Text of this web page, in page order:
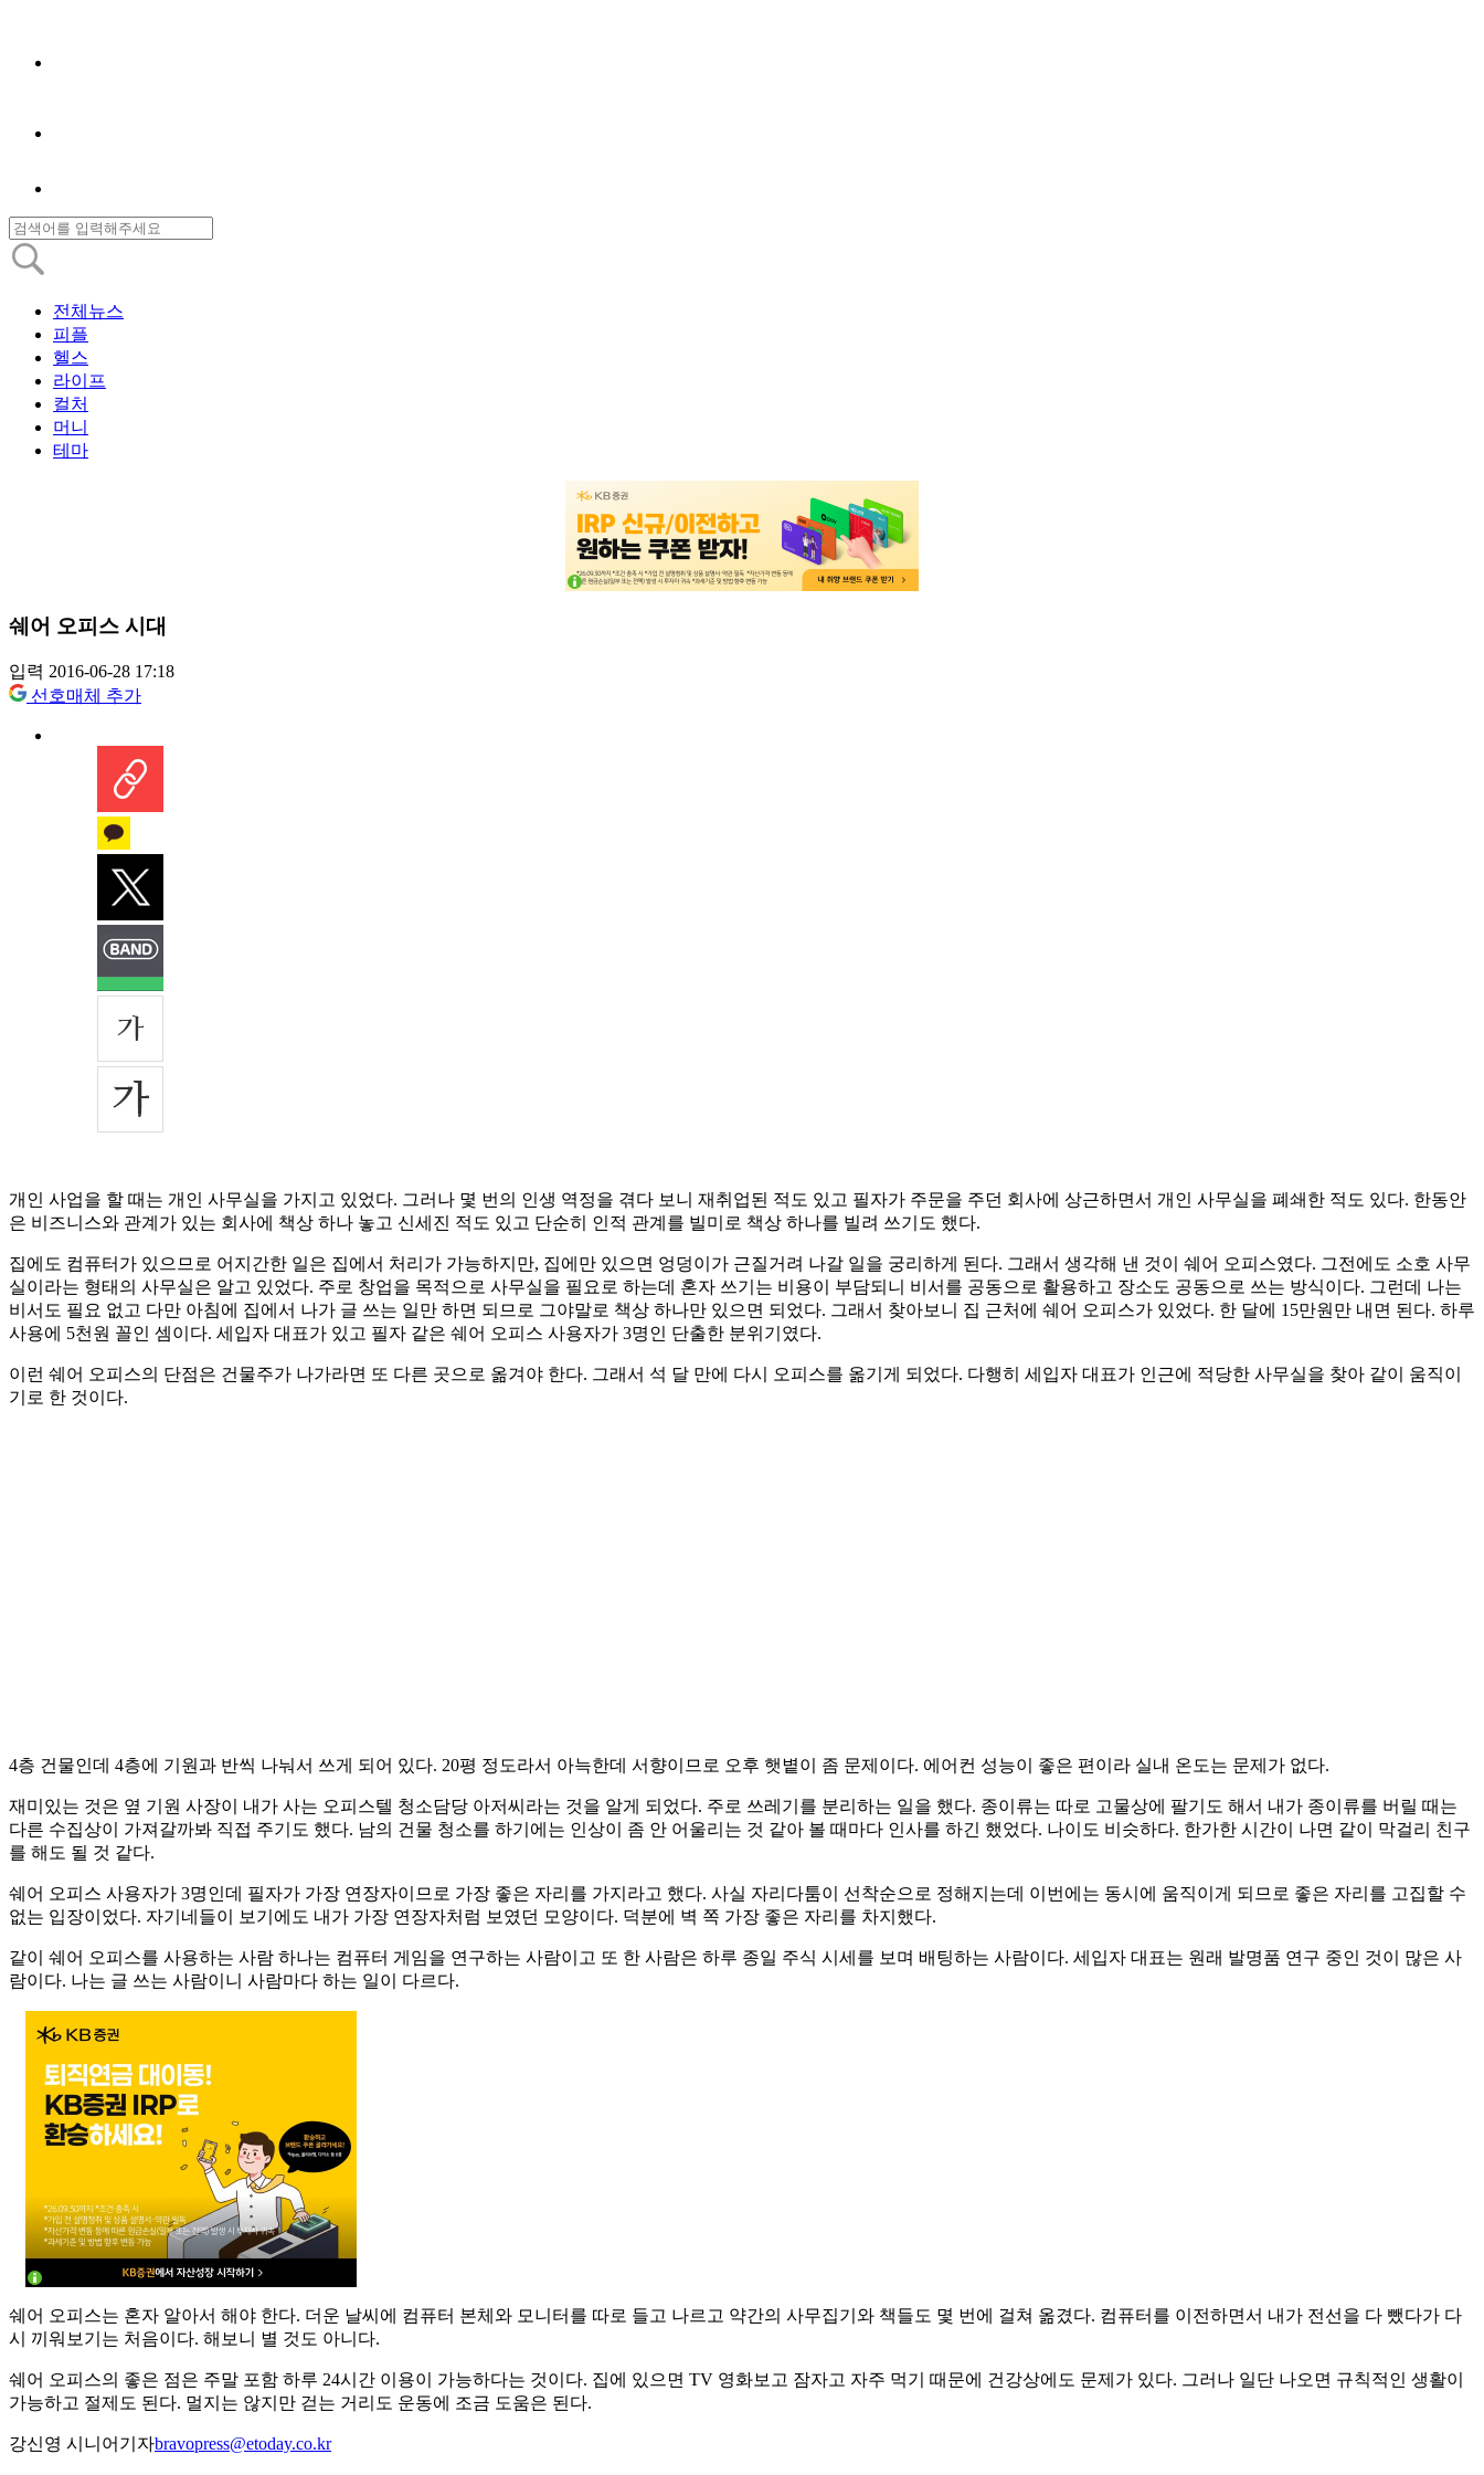
전체뉴스
피플
헬스
라이프
컬처
머니
테마
쉐어 오피스 시대
입력 2016-06-28 17:18
선호매체 추가
개인 사업을 할 때는 개인 사무실을 가지고 있었다. 그러나 몇 번의 인생 역정을 겪다 보니 재취업된 적도 있고 필자가 주문을 주던 회사에 상근하면서 개인 사무실을 폐쇄한 적도 있다. 한동안
은 비즈니스와 관계가 있는 회사에 책상 하나 놓고 신세진 적도 있고 단순히 인적 관계를 빌미로 책상 하나를 빌려 쓰기도 했다.
집에도 컴퓨터가 있으므로 어지간한 일은 집에서 처리가 가능하지만, 집에만 있으면 엉덩이가 근질거려 나갈 일을 궁리하게 된다. 그래서 생각해 낸 것이 쉐어 오피스였다. 그전에도 소호 사무
실이라는 형태의 사무실은 알고 있었다. 주로 창업을 목적으로 사무실을 필요로 하는데 혼자 쓰기는 비용이 부담되니 비서를 공동으로 활용하고 장소도 공동으로 쓰는 방식이다. 그런데 나는
비서도 필요 없고 다만 아침에 집에서 나가 글 쓰는 일만 하면 되므로 그야말로 책상 하나만 있으면 되었다. 그래서 찾아보니 집 근처에 쉐어 오피스가 있었다. 한 달에 15만원만 내면 된다. 하루
사용에 5천원 꼴인 셈이다. 세입자 대표가 있고 필자 같은 쉐어 오피스 사용자가 3명인 단출한 분위기였다.
이런 쉐어 오피스의 단점은 건물주가 나가라면 또 다른 곳으로 옮겨야 한다. 그래서 석 달 만에 다시 오피스를 옮기게 되었다. 다행히 세입자 대표가 인근에 적당한 사무실을 찾아 같이 움직이
기로 한 것이다.
4층 건물인데 4층에 기원과 반씩 나눠서 쓰게 되어 있다. 20평 정도라서 아늑한데 서향이므로 오후 햇볕이 좀 문제이다. 에어컨 성능이 좋은 편이라 실내 온도는 문제가 없다.
재미있는 것은 옆 기원 사장이 내가 사는 오피스텔 청소담당 아저씨라는 것을 알게 되었다. 주로 쓰레기를 분리하는 일을 했다. 종이류는 따로 고물상에 팔기도 해서 내가 종이류를 버릴 때는
다른 수집상이 가져갈까봐 직접 주기도 했다. 남의 건물 청소를 하기에는 인상이 좀 안 어울리는 것 같아 볼 때마다 인사를 하긴 했었다. 나이도 비슷하다. 한가한 시간이 나면 같이 막걸리 친구
를 해도 될 것 같다.
쉐어 오피스 사용자가 3명인데 필자가 가장 연장자이므로 가장 좋은 자리를 가지라고 했다. 사실 자리다툼이 선착순으로 정해지는데 이번에는 동시에 움직이게 되므로 좋은 자리를 고집할 수
없는 입장이었다. 자기네들이 보기에도 내가 가장 연장자처럼 보였던 모양이다. 덕분에 벽 쪽 가장 좋은 자리를 차지했다.
같이 쉐어 오피스를 사용하는 사람 하나는 컴퓨터 게임을 연구하는 사람이고 또 한 사람은 하루 종일 주식 시세를 보며 배팅하는 사람이다. 세입자 대표는 원래 발명품 연구 중인 것이 많은 사
람이다. 나는 글 쓰는 사람이니 사람마다 하는 일이 다르다.
쉐어 오피스는 혼자 알아서 해야 한다. 더운 날씨에 컴퓨터 본체와 모니터를 따로 들고 나르고 약간의 사무집기와 책들도 몇 번에 걸쳐 옮겼다. 컴퓨터를 이전하면서 내가 전선을 다 뺐다가 다
시 끼워보기는 처음이다. 해보니 별 것도 아니다.
쉐어 오피스의 좋은 점은 주말 포함 하루 24시간 이용이 가능하다는 것이다. 집에 있으면 TV 영화보고 잠자고 자주 먹기 때문에 건강상에도 문제가 있다. 그러나 일단 나오면 규칙적인 생활이
가능하고 절제도 된다. 멀지는 않지만 걷는 거리도 운동에 조금 도움은 된다.
강신영 시니어기자bravopress@etoday.co.kr